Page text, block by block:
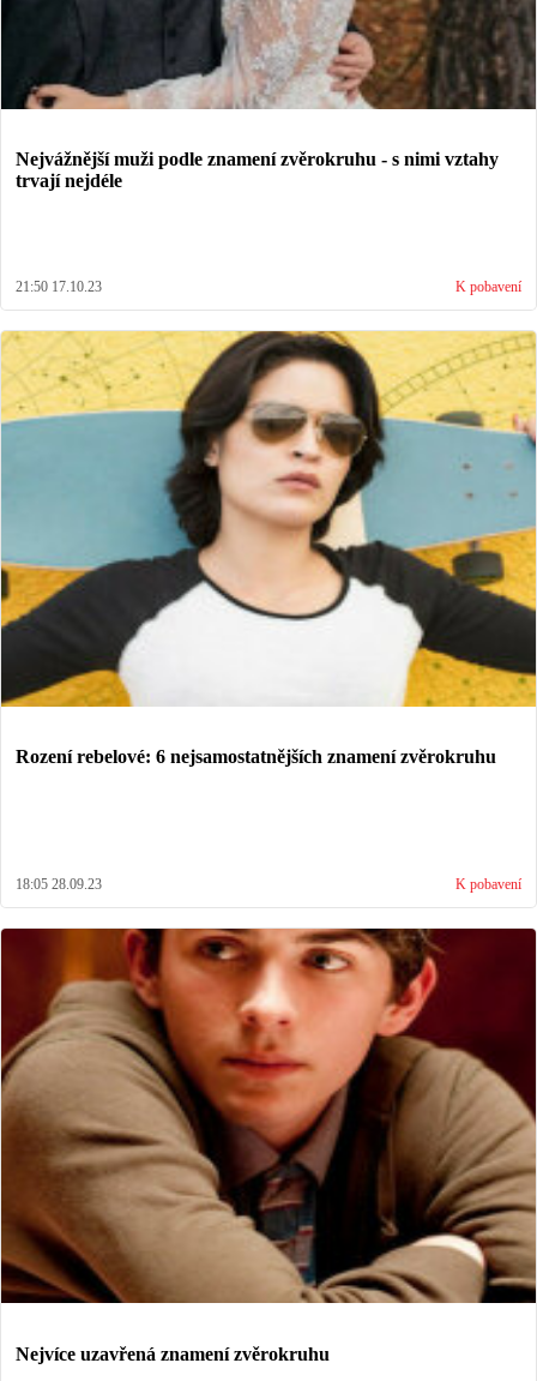
Nejvážnější muži podle znamení zvěrokruhu - s nimi vztahy
trvají nejdéle
21:50 17.10.23 K pobavení
Rození rebelové: 6 nejsamostatnějších znamení zvěrokruhu
18:05 28.09.23 K pobavení
Nejvíce uzavřená znamení zvěrokruhu